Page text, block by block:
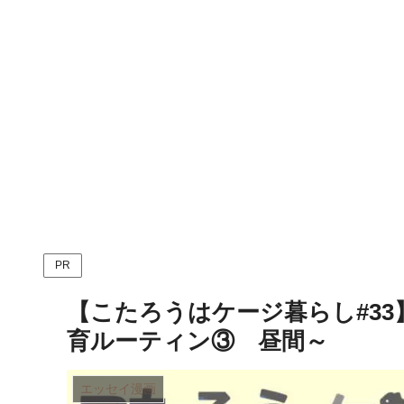
PR
【こたろうはケージ暮らし
育ルーティン③ 昼間～
エッセイ漫画